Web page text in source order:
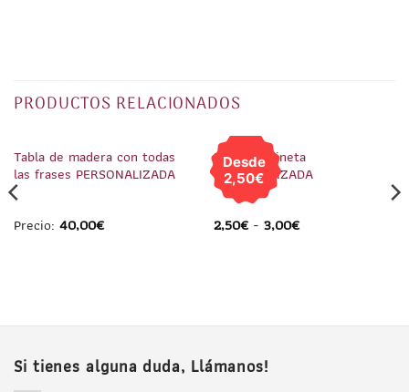
PRODUCTOS RELACIONADOS
Tabla de madera con todas
las frases PERSONALIZADA
Precio: 40,00€
Desde
2,50€
Llavero Peineta
PERSONALIZADA
2,50€- 3,00€
Si tienes alguna duda, Llámanos!